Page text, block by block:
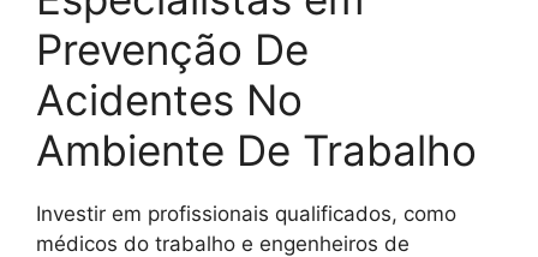
Prevenção De
Acidentes No
Ambiente De Trabalho
Investir em profissionais qualificados, como
médicos do trabalho e engenheiros de